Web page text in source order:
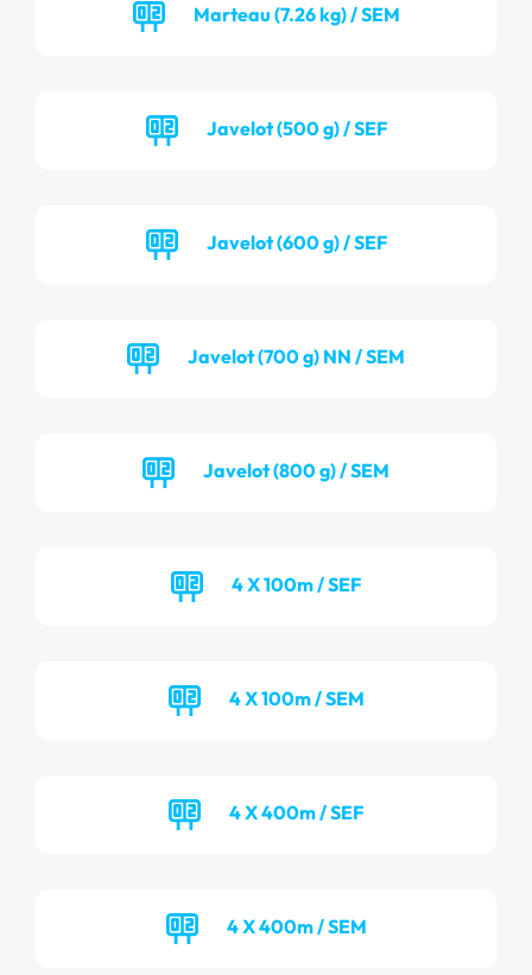
Marteau (7.26 kg) / SEM
Javelot (500 g) / SEF
Javelot (600 g) / SEF
Javelot (700 g) NN / SEM
Javelot (800 g) / SEM
4 X 100m / SEF
4 X 100m / SEM
4 X 400m / SEF
4 X 400m / SEM